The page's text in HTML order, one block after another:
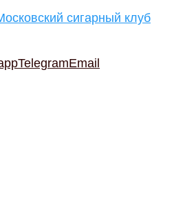
сигарный клуб
TelegramEmail